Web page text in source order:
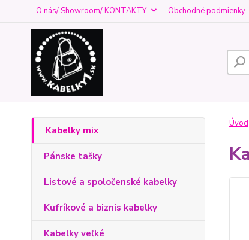
O nás/ Showroom/ KONTAKTY Obchodné podmienky
Kabelky mix
Pánske tašky
Listové a spoločenské kabelky
Kufríkové a biznis kabelky
Kabelky veľké
Úvod